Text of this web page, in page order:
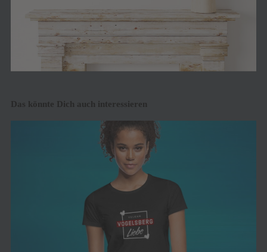
Das könnte Dich auch interessieren